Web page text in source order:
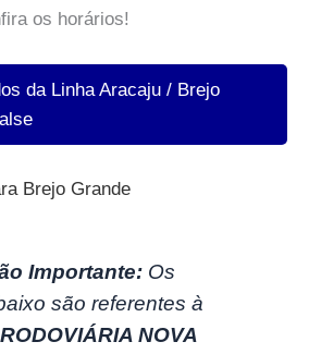
os horários!
da Linha Aracaju / Brejo
Brejo Grande
Importante: Os
são referentes à
RODOVIÁRIA NOVA